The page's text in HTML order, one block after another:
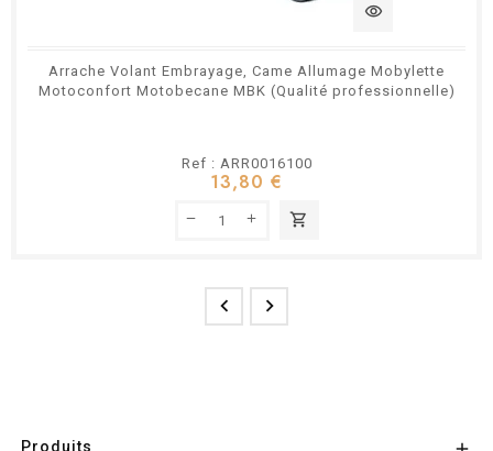
visibility
Arrache Volant Embrayage, Came Allumage Mobylette
Motoconfort Motobecane MBK (Qualité professionnelle)
Ref : ARR0016100
13,80 €
shopping_cart
 
Produits